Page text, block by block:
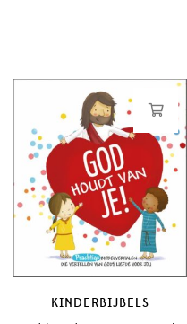
KINDERBIJBELS